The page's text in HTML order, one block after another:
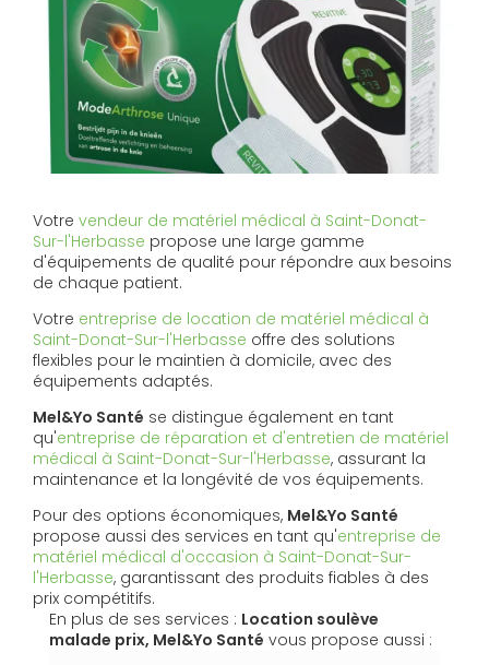
Votre vendeur de matériel médical à Saint-Donat-
Sur-l'Herbasse propose une large gamme
d'équipements de qualité pour répondre aux besoins
de chaque patient.
Votre entreprise de location de matériel médical à
Saint-Donat-Sur-l'Herbasse offre des solutions
flexibles pour le maintien à domicile, avec des
équipements adaptés.
Mel&Yo Santé se distingue également en tant
qu'entreprise de réparation et d'entretien de matériel
médical à Saint-Donat-Sur-l'Herbasse, assurant la
maintenance et la longévité de vos équipements.
Pour des options économiques, Mel&Yo Santé
propose aussi des services en tant qu'entreprise de
matériel médical d'occasion à Saint-Donat-Sur-
l'Herbasse, garantissant des produits fiables à des
prix compétitifs.
En plus de ses services : Location soulève
malade prix, Mel&Yo Santé vous propose aussi :